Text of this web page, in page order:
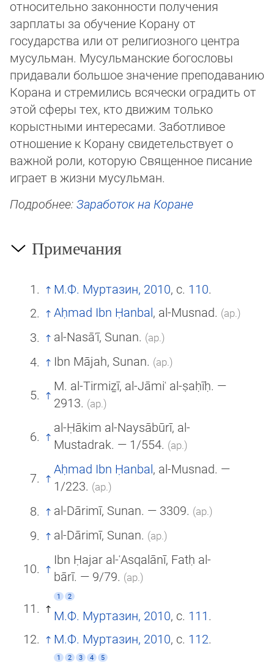
относительно законности получения
зарплаты за обучение Ко­рану от
государства или от религиозного центра
мусульман. Мусульманские богословы
придавали большое значение пре­подаванию
Корана и стремились всячески оградить от
этой сферы тех, кто движим только
корыстными интересами. За­бот­ливое
отношение к Корану свидетельствует о
важной роли, которую Священное писание
играет в жизни мусульман.
Подробнее:Заработок на Коране
Примечания
М.Ф. Муртазин, 2010, с. 110.
Aḥmad Ibn Ḥanbal, al-Musnad. (ар.)
al-Nasāʾī, Sunan. (ар.)
Ibn Mājah, Sunan. (ар.)
M. al-Tirmiẕī, al-Jāmiʿ al-ṣaḥīḥ. —
2913. (ар.)
al-Ḥākim al-Naysābūrī, al-
Mustadrak. — 1/554. (ар.)
Aḥmad Ibn Ḥanbal, al-Musnad. —
1/223. (ар.)
al-Dārimī, Sunan. — 3309. (ар.)
al-Dārimī, Sunan. (ар.)
Ibn Ḥajar al-ʿAsqalānī, Fatḥ al-
bārī. — 9/79. (ар.)
1 2
М.Ф. Муртазин, 2010, с. 111.
М.Ф. Муртазин, 2010, с. 112.
1 2 3 4 5